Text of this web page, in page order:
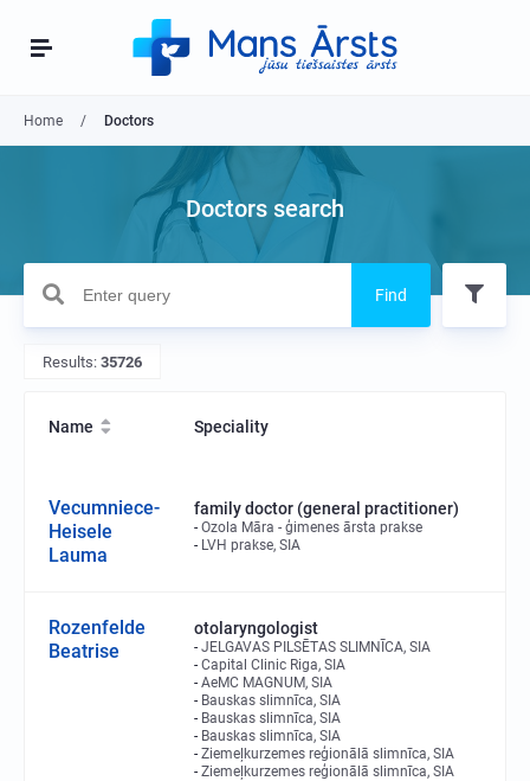
Home Doctors
Doctors search
Find
Results: 35726
Name Speciality
Vecumniece-
Heisele
Lauma
family doctor (general practitioner)
Ozola Māra - ģimenes ārsta prakse
LVH prakse, SIA
Rozenfelde
Beatrise
otolaryngologist
JELGAVAS PILSĒTAS SLIMNĪCA, SIA
Capital Clinic Riga, SIA
AeMC MAGNUM, SIA
Bauskas slimnīca, SIA
Bauskas slimnīca, SIA
Bauskas slimnīca, SIA
Ziemeļkurzemes reģionālā slimnīca, SIA
Ziemeļkurzemes reģionālā slimnīca, SIA